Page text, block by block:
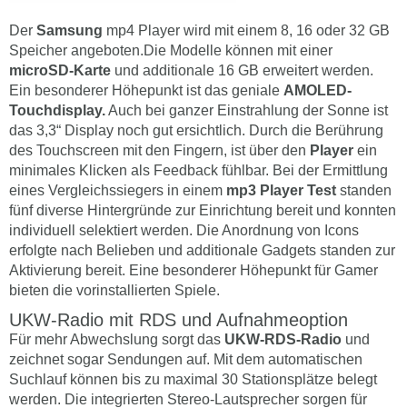
Der Samsung mp4 Player wird mit einem 8, 16 oder 32 GB
Speicher angeboten.Die Modelle können mit einer
microSD-Karte und additionale 16 GB erweitert werden.
Ein besonderer Höhepunkt ist das geniale AMOLED-
Touchdisplay.Auch bei ganzer Einstrahlung der Sonne ist
das 3,3“ Display noch gut ersichtlich. Durch die Berührung
des Touchscreen mit den Fingern, ist über den Player ein
minimales Klicken als Feedback fühlbar. Bei der Ermittlung
eines Vergleichssiegers in einem mp3 Player Test standen
fünf diverse Hintergründe zur Einrichtung bereit und konnten
individuell selektiert werden. Die Anordnung von Icons
erfolgte nach Belieben und additionale Gadgets standen zur
Aktivierung bereit. Eine besonderer Höhepunkt für Gamer
bieten die vorinstallierten Spiele.
UKW-Radio mit RDS und Aufnahmeoption
Für mehr Abwechslung sorgt das UKW-RDS-Radio und
zeichnet sogar Sendungen auf. Mit dem automatischen
Suchlauf können bis zu maximal 30 Stationsplätze belegt
werden. Die integrierten Stereo-Lautsprecher sorgen für